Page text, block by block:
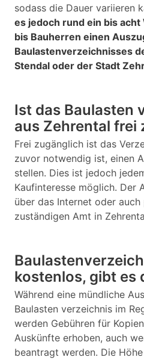
sodass die Dauer variieren
es jedoch rund ein bis
bis Bauherren einen
Baulastenverzeichnisses
Stendal oder der Stadt
Ist das Baulasten
aus Zehrental frei
Frei zugänglich ist das
zuvor notwendig ist, einen
stellen. Dies ist jedoch
Kaufinteresse möglich. Der
über das Internet oder
zuständigen Amt in
kostenlos, gibt es
Während eine mündliche
Baulasten verzeichnis im
werden Gebühren für
Auskünfte erhoben, auch
beantragt werden. Die